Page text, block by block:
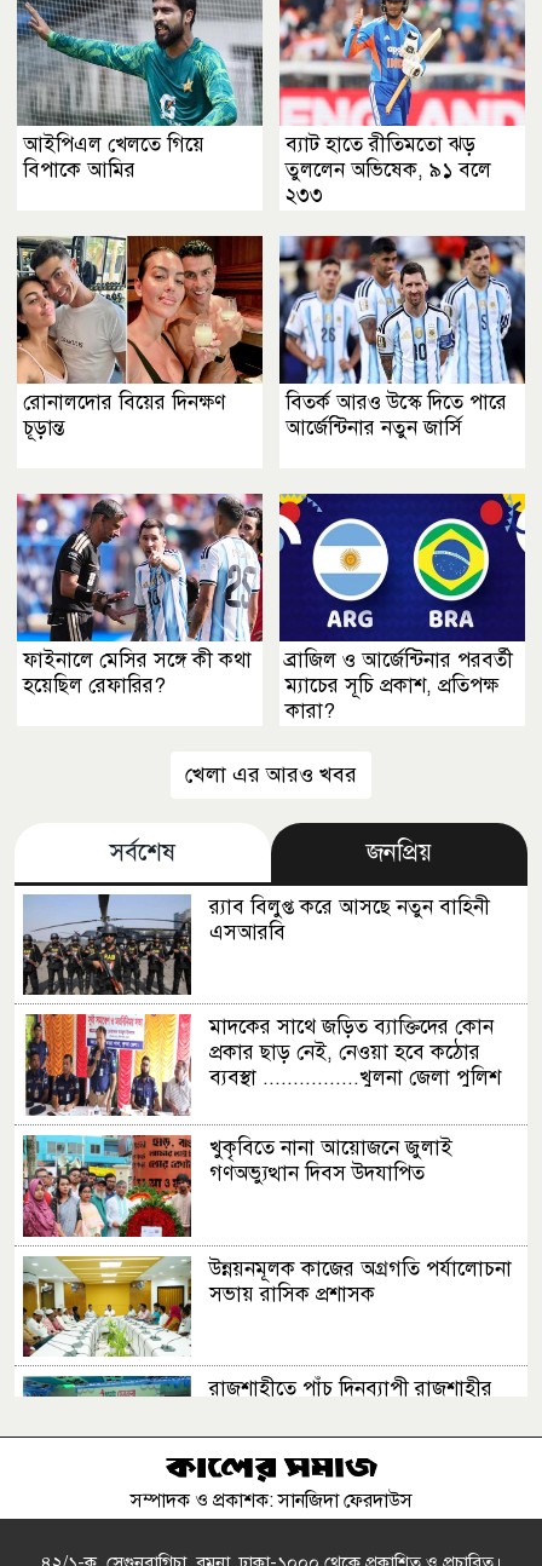
আইপিএল খেলতে গিয়ে
বিপাকে আমির
ব্যাট হাতে রীতিমতো ঝড়
তুললেন অভিষেক, ৯১ বলে
২৩৩
রোনালদোর বিয়ের দিনক্ষণ
চূড়ান্ত
বিতর্ক আরও উস্কে দিতে পারে
আর্জেন্টিনার নতুন জার্সি
ফাইনালে মেসির সঙ্গে কী কথা
হয়েছিল রেফারির?
ব্রাজিল ও আর্জেন্টিনার পরবর্তী
ম্যাচের সূচি প্রকাশ, প্রতিপক্ষ
কারা?
খেলা এর আরও খবর
সর্বশেষ জনপ্রিয়
র‍্যাব বিলুপ্ত করে আসছে নতুন বাহিনী
এসআরবি
মাদকের সাথে জড়িত ব্যাক্তিদের কোন
প্রকার ছাড় নেই, নেওয়া হবে কঠোর
ব্যবস্থা ................খুলনা জেলা পুলিশ
খুকৃবিতে নানা আয়োজনে জুলাই
গণঅভ্যুত্থান দিবস উদযাপিত
উন্নয়নমূলক কাজের অগ্রগতি পর্যালোচনা
সভায় রাসিক প্রশাসক
রাজশাহীতে পাঁচ দিনব্যাপী রাজশাহীর
এসএসসির ফল ১০ আগস্ট, দেখবেন
সম্পাদক ও প্রকাশক: সানজিদা ফেরদাউস